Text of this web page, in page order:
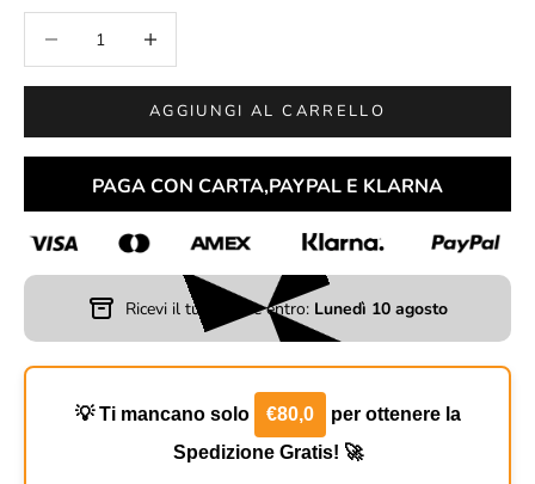
AGGIUNGI AL CARRELLO
PAGA CON CARTA,PAYPAL E KLARNA
Ricevi il tuo ordine entro: Lunedì 10 agosto
💡 Ti mancano solo €80,0
per ottenere la
Spedizione Gratis! 🚀